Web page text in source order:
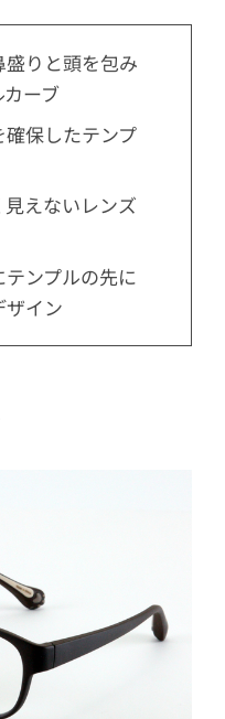
りと頭を包み
ーブ
保したテンプ
えないレンズ
ンプルの先に
ザイン